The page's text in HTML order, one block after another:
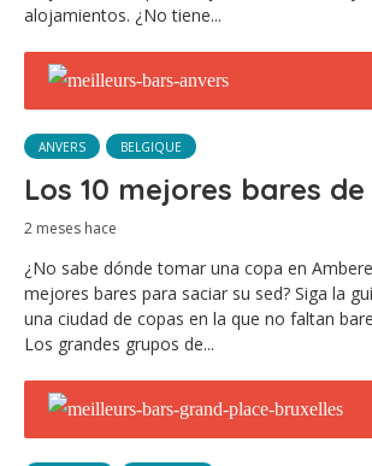
alojamientos. ¿No tiene...
ANVERS BELGIQUE
Los 10 mejores bares
2 meses hace
¿No sabe dónde tomar una copa en
mejores bares para saciar su sed? Siga la
una ciudad de copas en la que no faltan
Los grandes grupos de...